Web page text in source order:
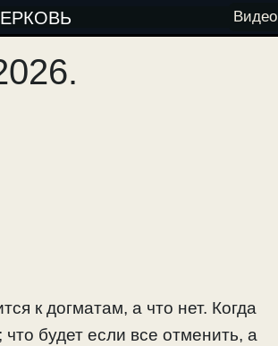
Видео
к догматам, а что нет. Когда
будет если все отменить, а